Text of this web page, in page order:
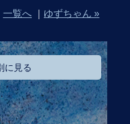
一覧へ ゆずちゃん »
に見る